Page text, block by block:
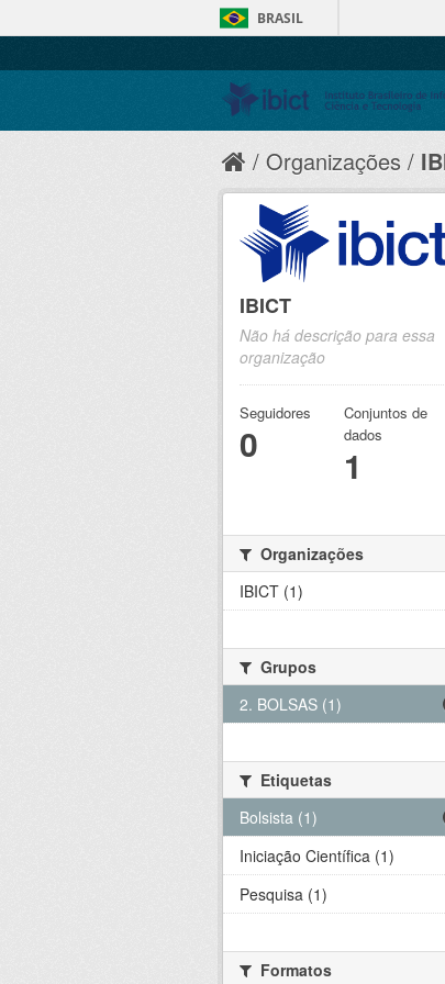
BRASIL
Organizações
IBICT
Não há descrição para essa
organização
Seguidores
0
Conjuntos de
dados
1
Organizações
IBICT (1)
Grupos
2. BOLSAS (1)
Etiquetas
Bolsista (1)
Iniciação Científica (1)
Pesquisa (1)
Formatos